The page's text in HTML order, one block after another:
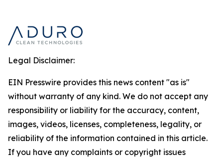
Legal Disclaimer:
EIN Presswire provides this news content "as is"
without warranty of any kind. We do not accept any
responsibility or liability for the accuracy, content,
images, videos, licenses, completeness, legality, or
reliability of the information contained in this article.
If you have any complaints or copyright issues